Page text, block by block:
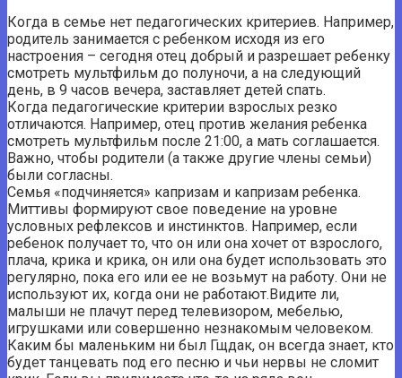
Когда в семье нет педагогических критериев. Например,
родитель занимается с ребенком исходя из его
настроения – сегодня отец добрый и разрешает ребенку
смотреть мультфильм до полуночи, а на следующий
день, в 9 часов вечера, заставляет детей спать.
Когда педагогические критерии взрослых резко
отличаются. Например, отец против желания ребенка
смотреть мультфильм после 21:00, а мать соглашается.
Важно, чтобы родители (а также другие члены семьи)
были согласны.
Семья «подчиняется» капризам и капризам ребенка.
Миттивы формируют свое поведение на уровне
условных рефлексов и инстинктов. Например, если
ребенок получает то, что он или она хочет от взрослого,
плача, крика и крика, он или она будет использовать это
регулярно, пока его или ее не возьмут на работу. Они не
используют их, когда они не работают.Видите ли,
малыши не плачут перед телевизором, мебелью,
игрушками или совершенно незнакомым человеком.
Каким бы маленьким ни был Гщдак, он всегда знает, кто
будет танцевать под его песню и чьи нервы не сломит